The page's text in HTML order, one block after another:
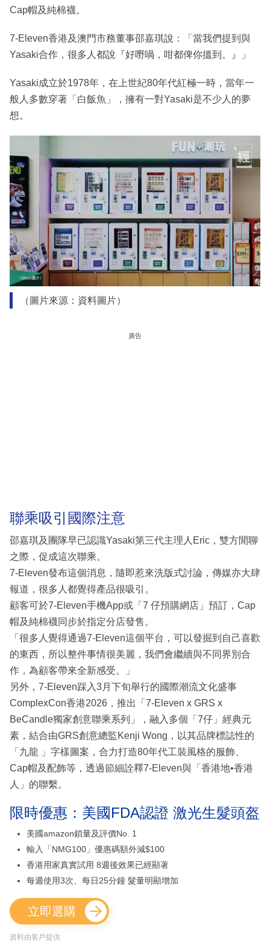
Cap帽及純棉襪。
7-Eleven香港及澳門市務董事邵嘉琪說：「當我們提到與
Yasaki合作，很多人都說『好嘢喎，咁都俾你搵到。』」
Yasaki成立於1978年，在上世紀80年代紅極一時，當年一
般人多數穿著「白飯魚」，擁有一對Yasaki是不少人的夢
想。
（圖片來源：資料圖片）
廣告
聯乘吸引國際注意
邵嘉琪及團隊早已認識Yasaki第三代主理人Eric，雙方閒聊
之際，促成這次聯乘。
7-Eleven發布這個消息，隨即惹來洗版式討論，傳媒亦大肆
報道，很多人都覺得產品很吸引。
顧客可於7-Eleven手機App或「7 仔預購網店」預訂，Cap
帽及純棉襪同步於指定分店發售。
「很多人覺得通過7-Eleven這個平台，可以發掘到自己喜歡
的東西，所以整件事情很美麗，我們會繼續與不同界別合
作，為顧客帶來全新感受。」
另外，7-Eleven踩入3月下旬舉行的國際潮流文化盛事
ComplexCon香港2026，推出「7-Eleven x GRS x
BeCandle獨家創意聯乘系列」，融入多個「7仔」經典元
素，結合由GRS創意總監Kenji Wong，以其品牌標誌性的
「九龍 」字樣圖案，合力打造80年代工裝風格的服飾、
Cap帽及配飾等，透過節細詮釋7-Eleven與「香港地•香港
人」的聯繫。
限時優惠：美國FDA認證 激光生髮頭盔
美國amazon鎖量及評價No. 1
輸入「NMG100」優惠碼額外減$100
香港用家真實試用 8週後效果已經顯著
每週使用3次、每日25分鐘 髮量明顯增加
立即選購
資料由客戶提供